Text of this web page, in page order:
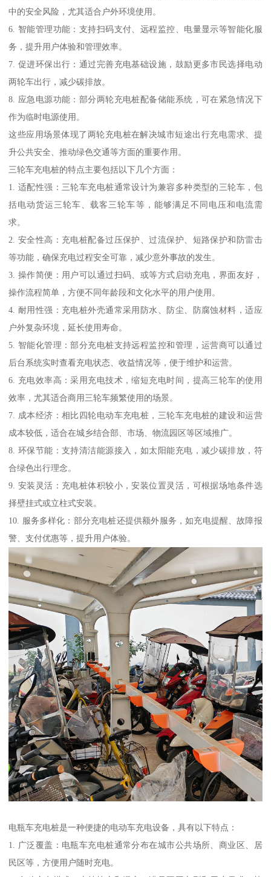
中的安全风险，尤其适合户外环境使用。
6. 智能管理功能：支持扫码支付、远程监控、电量显示等智能化服
务，提升用户体验和管理效率。
7. 促进环保出行：通过完善充电基础设施，鼓励更多市民选择电动
两轮车出行，减少碳排放。
8. 应急电源功能：部分两轮充电桩配备储能系统，可在紧急情况下
作为临时电源使用。
这些应用场景体现了两轮充电桩在解决城市短途出行充电需求、提
升公共安全、推动绿色交通等方面的重要作用。
三轮车充电桩的特点主要包括以下几个方面：
1. 适配性强：三轮车充电桩通常设计为兼容多种类型的三轮车，包
括电动货运三轮车、载客三轮车等，能够满足不同电压和电流需
求。
2. 安全性高：充电桩配备过压保护、过流保护、短路保护和防雷击
等功能，确保充电过程安全可靠，减少意外事故的发生。
3. 操作简便：用户可以通过扫码、或等方式启动充电，界面友好，
操作流程简单，方便不同年龄段和文化水平的用户使用。
4. 耐用性强：充电桩外壳通常采用防水、防尘、防腐蚀材料，适应
户外复杂环境，延长使用寿命。
5. 智能化管理：部分充电桩支持远程监控和管理，运营商可以通过
后台系统实时查看充电状态、收益情况等，便于维护和运营。
6. 充电效率高：采用充电技术，缩短充电时间，提高三轮车的使用
效率，尤其适合商用三轮车频繁使用的场景。
7. 成本经济：相比四轮电动车充电桩，三轮车充电桩的建设和运营
成本较低，适合在城乡结合部、市场、物流园区等区域推广。
8. 环保节能：支持清洁能源接入，如太阳能充电，减少碳排放，符
合绿色出行理念。
9. 安装灵活：充电桩体积较小，安装位置灵活，可根据场地条件选
择壁挂式或立柱式安装。
10. 服务多样化：部分充电桩还提供额外服务，如充电提醒、故障报
警、支付优惠等，提升用户体验。
电瓶车充电桩是一种便捷的电动车充电设备，具有以下特点：
1. 广泛覆盖：电瓶车充电桩通常分布在城市公共场所、商业区、居
民区等，方便用户随时充电。